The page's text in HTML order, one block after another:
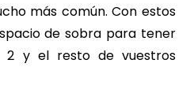
más común. Con estos
de sobra para tener
2 y el resto de vuestros